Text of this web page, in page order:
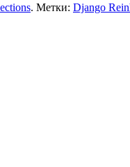
. Метки: Django